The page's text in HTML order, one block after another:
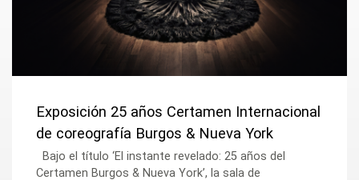
Exposición 25 años Certamen Internacional
de coreografía Burgos & Nueva York
Bajo el título ‘El instante revelado: 25 años del
Certamen Burgos & Nueva York’, la sala de